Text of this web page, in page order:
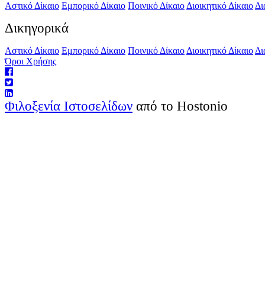
Αστικό Δίκαιο Εμπορικό Δίκαιο Ποινικό Δίκαιο Διοικητικό Δίκαιο
Δικηγορικά
Αστικό Δίκαιο Εμπορικό Δίκαιο Ποινικό Δίκαιο Διοικητικό Δίκαιο
Όροι Χρήσης
Φιλοξενία Ιστοσελίδων από το Hostonio